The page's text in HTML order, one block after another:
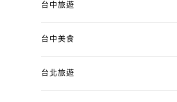
4y3m ：視力檢查、練習犯
錯、認識華德福
台中旅遊
台中美食
台北旅遊